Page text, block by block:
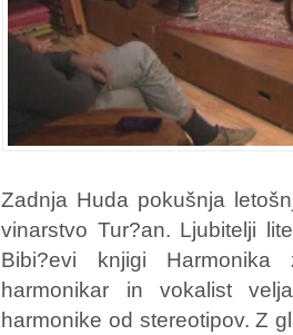
Zadnja Huda pokušnja
vinarstvo Tur?an. Ljubitelji
Bibi?evi knjigi Harmonika
harmonikar in vokalist
harmonike od stereotipov. Z